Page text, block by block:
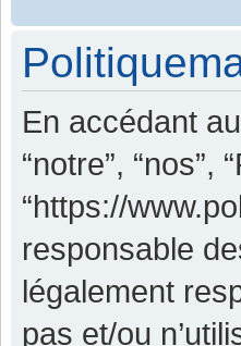
En accédant
“notre”, “nos”,
“https://
responsable
légalement
pas et/ou